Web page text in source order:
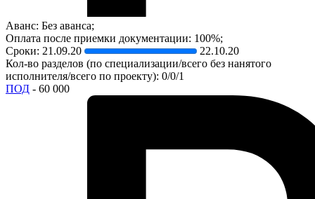
Аванс: Без аванса;
Оплата после приемки документации: 100%;
Сроки: 21.09.20
22.10.20
Кол-во разделов (по специализации/всего без нанятого
исполнителя/всего по проекту): 0/0/1
ПОД - 60 000